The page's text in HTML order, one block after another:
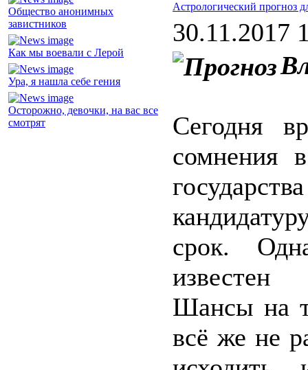
Общество анонимных
завистников
Как мы воевали с Лерой
Ура, я нашла себе гения
Осторожно, девочки, на вас все
смотрят
Астрологический прогноз
30.11.2017
Сегодня
сомнения
срок.
известен
Шансы на
всё же не